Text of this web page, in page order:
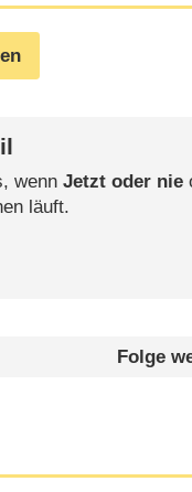
wenn Jetzt oder nie
läuft.
Folge